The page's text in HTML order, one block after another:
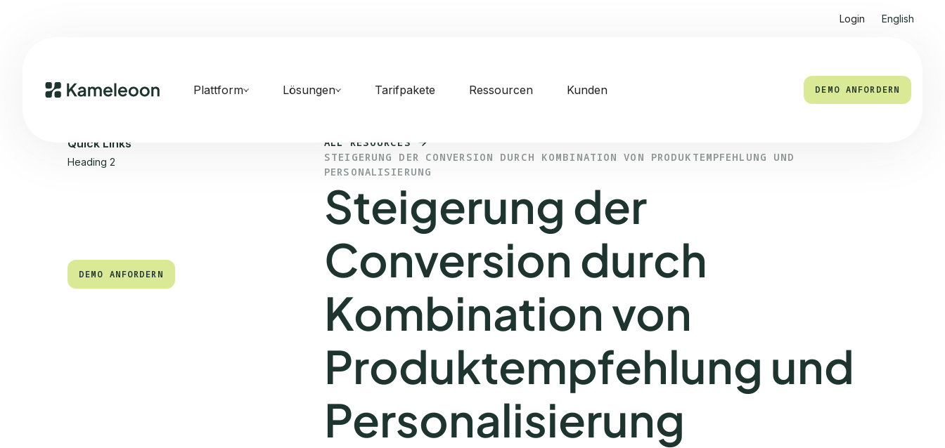
Login English
Plattform Lösungen Tarifpakete Ressourcen Kunden DEMO ANFORDERN
Quick Links
Heading 2
DEMO ANFORDERN
ALL RESOURCES
STEIGERUNG DER CONVERSION DURCH KOMBINATION VON PRODUKTEMPFEHLUNG UND
PERSONALISIERUNG
Steigerung der
Conversion durch
Kombination von
Produktempfehlung und
Personalisierung